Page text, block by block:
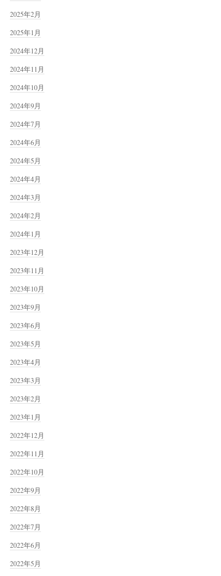
2025年2月
2025年1月
2024年12月
2024年11月
2024年10月
2024年9月
2024年7月
2024年6月
2024年5月
2024年4月
2024年3月
2024年2月
2024年1月
2023年12月
2023年11月
2023年10月
2023年9月
2023年6月
2023年5月
2023年4月
2023年3月
2023年2月
2023年1月
2022年12月
2022年11月
2022年10月
2022年9月
2022年8月
2022年7月
2022年6月
2022年5月